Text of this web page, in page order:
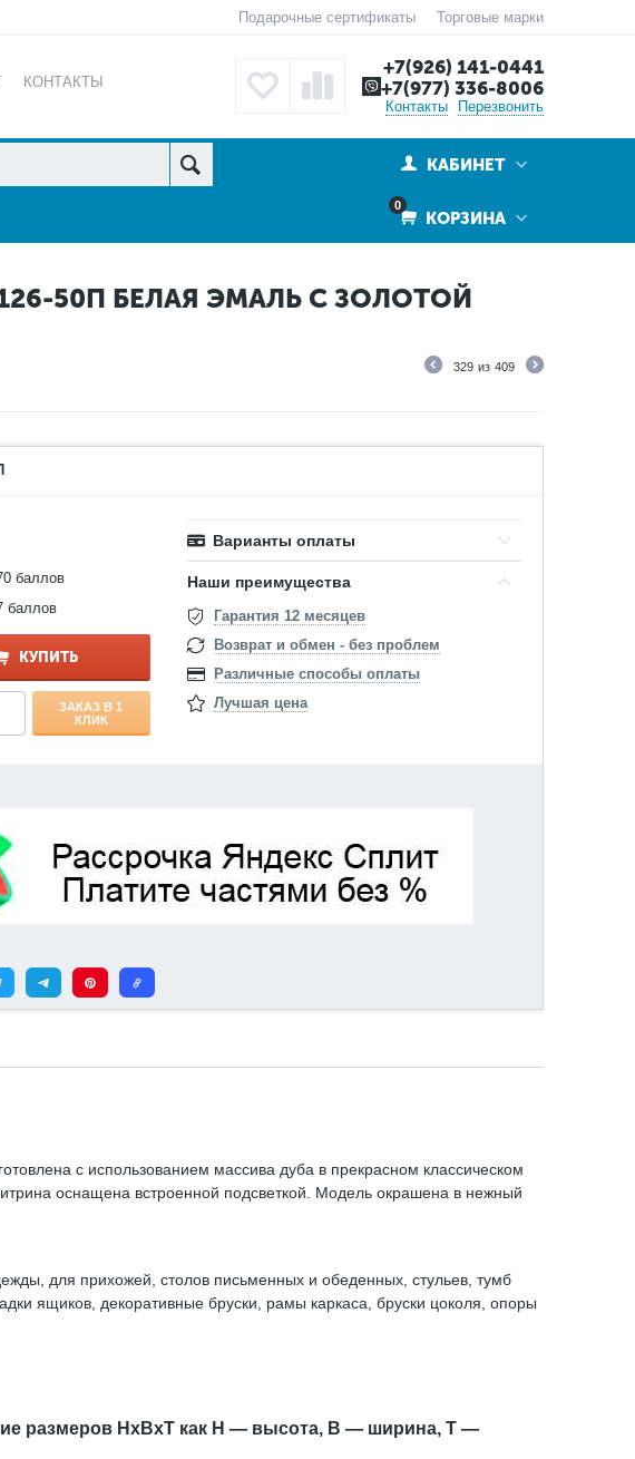
Подарочные сертификаты Торговые марки
КОНТАКТЫ
+7(926) 141-0441
+7(977) 336-8006
Контакты Перезвонить
КАБИНЕТ
0
КОРЗИНА
50П БЕЛАЯ ЭМАЛЬ С ЗОЛОТОЙ
329 из 409
баллов
баллов
КУПИТЬ
ЗАКАЗ В 1
КЛИК
Варианты оплаты
Наши преимущества
Гарантия 12 месяцев
Возврат и обмен - без проблем
Различные способы оплаты
Лучшая цена
с использованием массива дуба в прекрасном классическом
оснащена встроенной подсветкой. Модель окрашена в нежный
для прихожей, столов письменных и обеденных, стульев, тумб
ящиков, декоративные бруски, рамы каркаса, бруски цоколя, опоры
размеров HxBxT как H — высота, B — ширина, T —